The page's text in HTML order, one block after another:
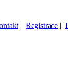
| Registrace |